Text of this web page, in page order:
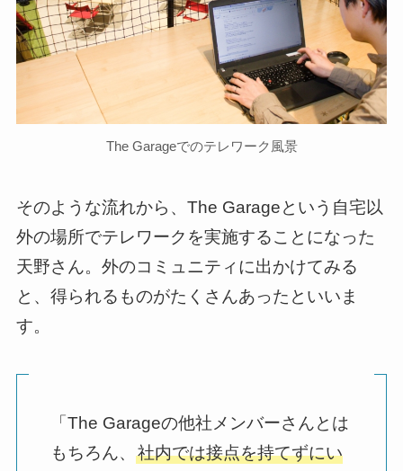
The Garageでのテレワーク風景
そのような流れから、The Garageという自宅以
外の場所でテレワークを実施することになった
天野さん。外のコミュニティに出かけてみる
と、得られるものがたくさんあったといいま
す。
「The Garageの他社メンバーさんとは
もちろん、 社内では接点を持てずにい